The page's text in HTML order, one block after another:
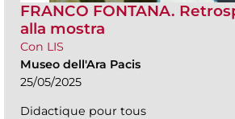
FRANCO FONTANA.
alla mostra
Con LIS
Museo dell'Ara Pacis
25/05/2025
Didactique pour tous